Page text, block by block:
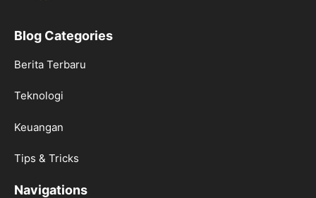
Blog Categories
Berita Terbaru
Teknologi
Keuangan
Tips & Tricks
Navigations